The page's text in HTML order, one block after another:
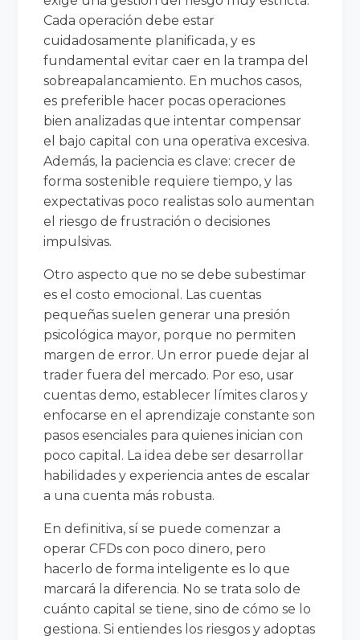
Cada operación debe estar
cuidadosamente planificada, y es
fundamental evitar caer en la trampa del
sobreapalancamiento. En muchos casos,
es preferible hacer pocas operaciones
bien analizadas que intentar compensar
el bajo capital con una operativa excesiva.
Además, la paciencia es clave: crecer de
forma sostenible requiere tiempo, y las
expectativas poco realistas solo aumentan
el riesgo de frustración o decisiones
impulsivas.
Otro aspecto que no se debe subestimar
es el costo emocional. Las cuentas
pequeñas suelen generar una presión
psicológica mayor, porque no permiten
margen de error. Un error puede dejar al
trader fuera del mercado. Por eso, usar
cuentas demo, establecer límites claros y
enfocarse en el aprendizaje constante son
pasos esenciales para quienes inician con
poco capital. La idea debe ser desarrollar
habilidades y experiencia antes de escalar
a una cuenta más robusta.
En definitiva, sí se puede comenzar a
operar CFDs con poco dinero, pero
hacerlo de forma inteligente es lo que
marcará la diferencia. No se trata solo de
cuánto capital se tiene, sino de cómo se lo
gestiona. Si entiendes los riesgos y adoptas